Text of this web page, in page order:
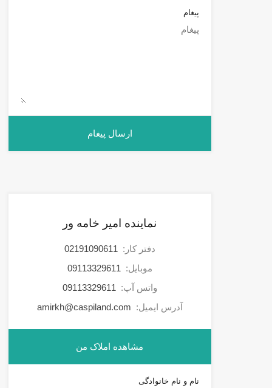
پیغام
نماینده امیر خامه ور
دفتر کار: 02191090611
موبایل: 09113329611
واتس آپ: 09113329611
آدرس ایمیل: amirkh@caspiland.com
مشاهده املاک من
نام و نام خانوادگی